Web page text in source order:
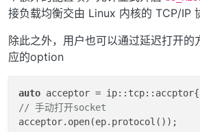
接负载均衡交由 Linux 内核的 TCP/IP
除此之外，用户也可以通过延迟打开的
应的option
auto
// 手动打开socket
acceptor.open(ep.protocol());